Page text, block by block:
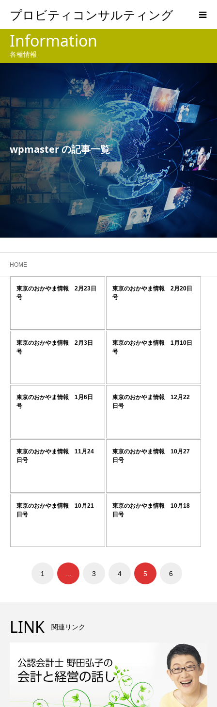
プロビティコンサルティング
Information
各種情報
wpmaster の記事一覧
HOME
東京のおかやま情報 2月23日
号
東京のおかやま情報 2月20日
号
東京のおかやま情報 2月3日
号
東京のおかやま情報 1月10日
号
東京のおかやま情報 1月6日
号
東京のおかやま情報 12月22
日号
東京のおかやま情報 11月24
日号
東京のおかやま情報 10月27
日号
東京のおかやま情報 10月21
日号
東京のおかやま情報 10月18
日号
1 3 4 5 6
LINK 関連リンク